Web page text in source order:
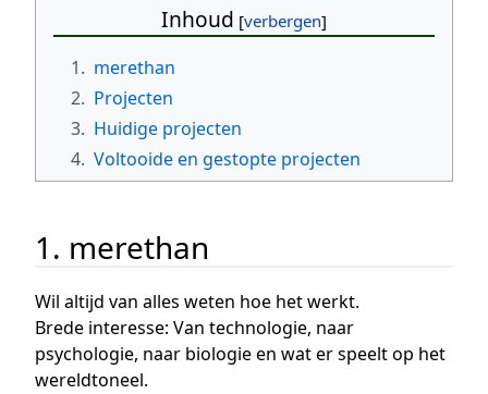
Inhoud
1. merethan
2. Projecten
3. Huidige projecten
4. Voltooide en gestopte projecten
1. merethan
Wil altijd van alles weten hoe het werkt.
Brede interesse: Van technologie, naar
psychologie, naar biologie en wat er speelt op het
wereldtoneel.